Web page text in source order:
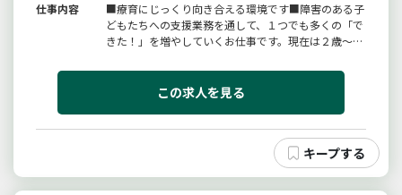
仕事内容
■療育にじっくり向き合える環境です■障害のある子
どもたちへの支援業務を通して、１つでも多くの「で
きた！」を増やしていくお仕事です。現在は２歳〜小
び”を通して、子どもたちの個性伸ばし、可能性を広
げるお手伝いをします。担任制は採用しておらず、毎
この求人を見る